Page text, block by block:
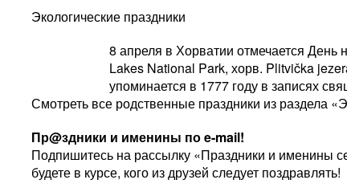
Экологические праздники
8 апреля в Хорватии отмечается День
Lakes National Park, хорв. Plitvička
упоминается в 1777 году в записях
Смотреть все родственные праздники из раздела
Пр@здники и именины по e-mail!
Подпишитесь на рассылку «Праздники и именины
будете в курсе, кого из друзей следует поздравлять!